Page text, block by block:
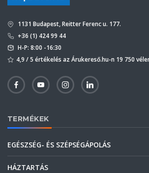
1131 Budapest, Reitter Ferenc u. 177.
+36 (1) 424 99 44
H-P: 8:00 -16:30
4,9 / 5 értékelés az Árukereső.hu-n 19 750
TERMÉKEK
EGÉSZSÉG- ÉS SZÉPSÉGÁPOLÁS
HÁZTARTÁS